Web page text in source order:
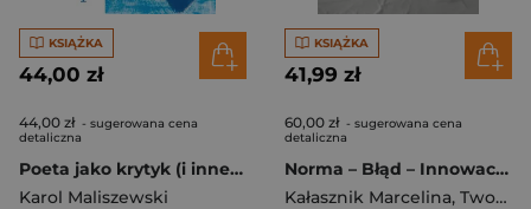
KSIĄŻKA
44,00 zł
44,00 zł - sugerowana cena
detaliczna
Poeta jako krytyk (i inne szkice środowiskowe)
Karol Maliszewski
KSIĄŻKA
41,99 zł
60,00 zł - sugerowana cena
detaliczna
Norma – Błąd – Innowacja / Norm – Fehler – Innovation
Kałasznik Marcelina, Tworek Artur red.